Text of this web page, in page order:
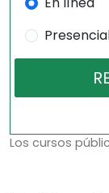
Los cursos